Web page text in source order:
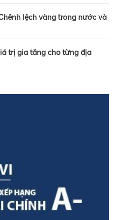
lệch vàng trong nước và
trị gia tăng cho từng địa